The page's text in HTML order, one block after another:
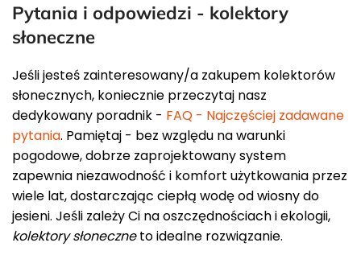
Pytania i odpowiedzi - kolektory
słoneczne
Jeśli jesteś zainteresowany/a zakupem kolektorów
słonecznych, koniecznie przeczytaj nasz
dedykowany poradnik - FAQ - Najczęściej zadawane
pytania. Pamiętaj - bez względu na warunki
pogodowe, dobrze zaprojektowany system
zapewnia niezawodność i komfort użytkowania przez
wiele lat, dostarczając ciepłą wodę od wiosny do
jesieni. Jeśli zależy Ci na oszczędnościach i ekologii,
kolektory słoneczneto idealne rozwiązanie.